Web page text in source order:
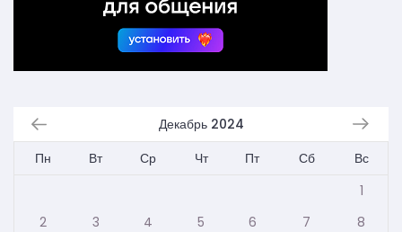
Декабрь 2024
Пн
Вт Ср Чт Пт Сб
Вс
1
2
3 4 5 6 7
8